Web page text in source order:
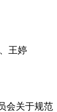
王婷
会关于规范